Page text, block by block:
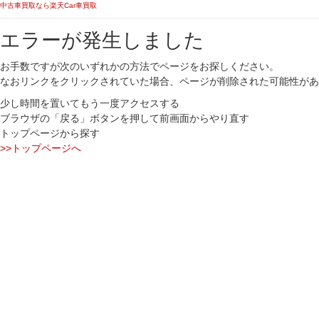
中古車買取なら楽天Car車買取
エラーが発生しました
お手数ですが次のいずれかの方法でページをお探しください。
なおリンクをクリックされていた場合、ページが削除された可能性が
少し時間を置いてもう一度アクセスする
ブラウザの「戻る」ボタンを押して前画面からやり直す
トップページから探す
>>トップページへ